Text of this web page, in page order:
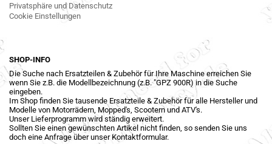
Privatsphäre und Datenschutz
Cookie Einstellungen
SHOP-INFO
Die Suche nach Ersatzteilen & Zubehör für Ihre Maschine erreichen Sie
wenn Sie z.B. die Modellbezeichnung (z.B. "GPZ 900R) in die Suche
eingeben.
Im Shop finden Sie tausende Ersatzteile & Zubehör für alle Hersteller und
Modelle von Motorrädern, Mopped's, Scootern und ATV's.
Unser Lieferprogramm wird ständig erweitert.
Sollten Sie einen gewünschten Artikel nicht finden, so senden Sie uns
doch eine Anfrage über unser Kontaktformular.